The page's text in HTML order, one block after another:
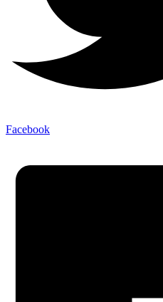
Facebook